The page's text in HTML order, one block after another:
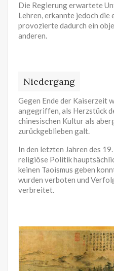
Die Regierung erwartete
Lehren, erkannte jedoch die
provozierte dadurch ein
anderen.
Niedergang
Gegen Ende der Kaiserzeit
angegriffen, als Herzstück
chinesischen Kultur als
zurückgeblieben galt.
In den letzten Jahren des
religiöse Politik
keinen Taoismus geben
wurden verboten und
verbreitet.